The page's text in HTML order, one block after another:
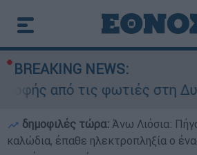
BREAKING NEWS:
από τις φωτιές στη
δημοφιλές τώρα: Άνω Λιόσια:
καλώδια, έπαθε ηλεκτροπληξία ο